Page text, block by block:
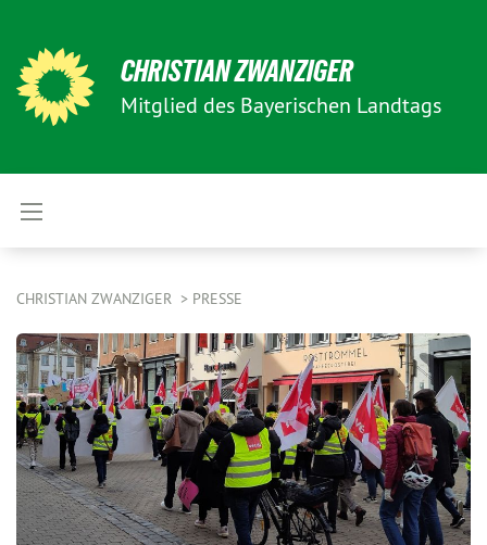
CHRISTIAN ZWANZIGER
Mitglied des Bayerischen Landtags
CHRISTIAN ZWANZIGER PRESSE